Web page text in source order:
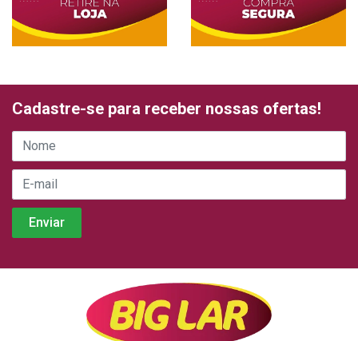
Cadastre-se para receber nossas ofertas!